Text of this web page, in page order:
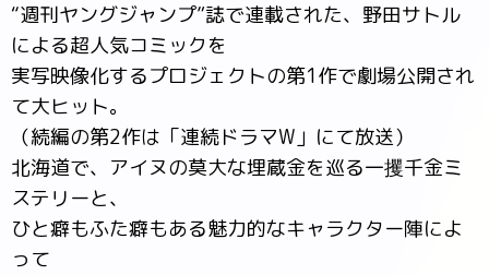
“週刊ヤングジャンプ”誌で連載された、野田サトル
による超人気コミックを
実写映像化するプロジェクトの第1作で劇場公開され
て大ヒット。
（続編の第2作は「連続ドラマW」にて放送）
北海道で、アイヌの莫大な埋蔵金を巡る一攫千金ミ
ステリーと、
ひと癖もふた癖もある魅力的なキャラクター陣によ
って